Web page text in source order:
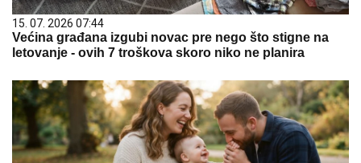
15. 07. 2026 07:44
Većina građana izgubi novac pre nego što stigne na
letovanje - ovih 7 troškova skoro niko ne planira